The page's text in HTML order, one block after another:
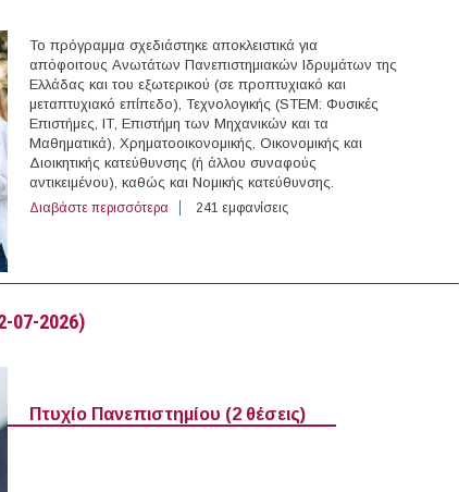
Το πρόγραμμα σχεδιάστηκε αποκλειστικά για
απόφοιτους Ανωτάτων Πανεπιστημιακών Ιδρυμάτων της
Ελλάδας και του εξωτερικού (σε προπτυχιακό και
μεταπτυχιακό επίπεδο), Τεχνολογικής (STEM: Φυσικές
Επιστήμες, ΙΤ, Επιστήμη των Μηχανικών και τα
Μαθηματικά), Χρηματοοικονομικής, Οικονομικής και
Διοικητικής κατεύθυνσης (ή άλλου συναφούς
αντικειμένου), καθώς και Νομικής κατεύθυνσης.
Διαβάστε περισσότερα για KPMG Advisory Graduate Recruitment
241 εμφανίσεις
07-2026)
Πτυχίο Πανεπιστημίου (2 θέσεις)